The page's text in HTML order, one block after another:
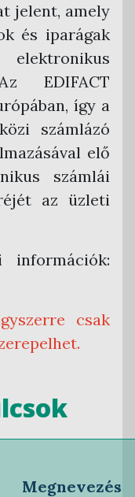
jelent, amely
és iparágak
EDIFACT
így a
számlázó
elő
számlái
az üzleti
információk:
csak
Megnevezés